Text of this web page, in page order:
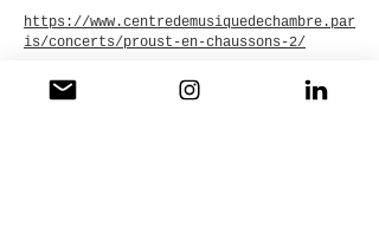
https://www.centredemusiquedechambre.par
is/concerts/proust-en-chaussons-2/